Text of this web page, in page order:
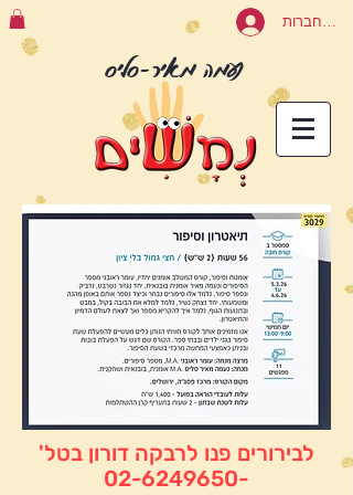
להתחברות
נעמה מאיר-סליס
לבירורים פנו לרבקה דורון בטל'
-02-6249650